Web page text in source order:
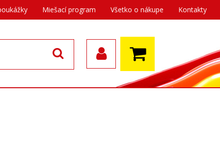
Miešací program Všetko o nákupe Kontakty